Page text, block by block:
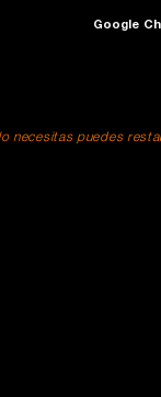
Google
necesitas puedes